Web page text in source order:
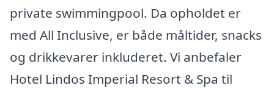
private swimmingpool. Da opholdet er
med All Inclusive, er både måltider, snacks
og drikkevarer inkluderet. Vi anbefaler
Hotel Lindos Imperial Resort & Spa til